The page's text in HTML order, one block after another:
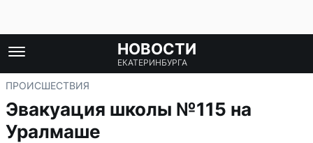
НОВОСТИ
ЕКАТЕРИНБУРГА
ПРОИСШЕСТВИЯ
Эвакуация школы №115 на
Уралмаше